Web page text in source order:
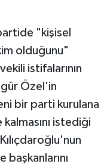
"kişisel
olduğunu"
istifalarının
Özel'in
bir parti kurulana
istediği
başkanlarını